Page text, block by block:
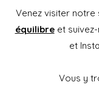
Venez visiter notre
équilibreet suivez-
et
Vous y